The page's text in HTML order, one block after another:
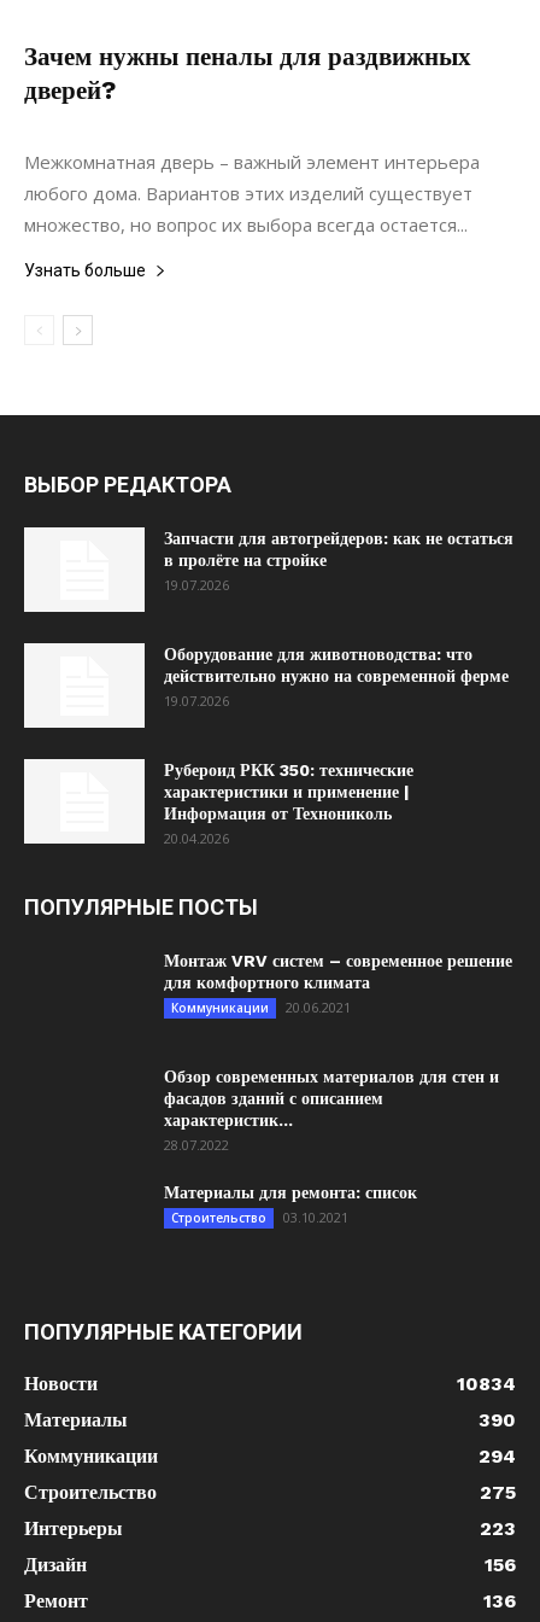
Зачем нужны пеналы для раздвижных
дверей?
01.06.2022
Межкомнатная дверь – важный элемент интерьера
любого дома. Вариантов этих изделий существует
множество, но вопрос их выбора всегда остается...
Узнать больше
ВЫБОР РЕДАКТОРА
Запчасти для автогрейдеров: как не остаться
в пролёте на стройке
19.07.2026
Оборудование для животноводства: что
действительно нужно на современной ферме
19.07.2026
Рубероид РКК 350: технические
характеристики и применение |
Информация от Технониколь
20.04.2026
ПОПУЛЯРНЫЕ ПОСТЫ
Монтаж VRV систем – современное решение
для комфортного климата
Коммуникации 20.06.2021
Обзор современных материалов для стен и
фасадов зданий с описанием
характеристик...
28.07.2022
Материалы для ремонта: список
Строительство 03.10.2021
ПОПУЛЯРНЫЕ КАТЕГОРИИ
Новости
10834
Материалы
390
Коммуникации
294
Строительство
275
Интерьеры
223
Дизайн
156
Ремонт
136